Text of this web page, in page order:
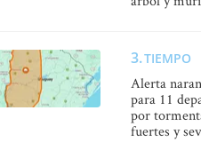
TIEMPO
Alerta
para 11
por
fuertes y